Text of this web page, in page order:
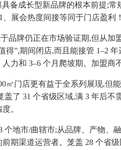
具备成长型新品牌的根本前提;
展会热度间接等同于门店盈利！
牌仍正在市场验证期,但从加
”,期间闭店,而且能接管 1–2
力和 3–6 个月爬坡期。加盟商
门店更有益于全系列展现,但能
盖了 31 个省级区域,满 3 年后
。
地市/曲辖市;从品牌、产物、
期渠道运营者。笼盖 28 个省